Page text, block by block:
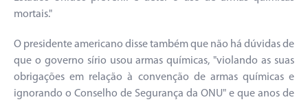
mortais."
O presidente americano disse também que não há dúvidas de
que o governo sírio usou armas químicas, "violando as suas
obrigações em relação à convenção de armas químicas e
ignorando o Conselho de Segurança da ONU" e que anos de